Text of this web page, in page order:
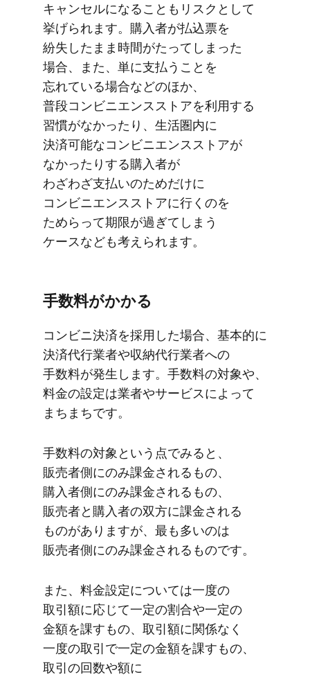
キャンセルに​なることもリスクと​して​
挙げられます。​購入者が​払込票を​
紛失したまま​時間が​たってしまった​
場合、​また、​単に​支払う​ことを​
忘れている​場合などの​ほか、​
普段コンビニエンスストアを​利用する​
習慣が​なかったり、​生活圏内に​
決済可能な​コンビニエンスストアが​
なかったりする​購入者が​
わざわざ支払いの​ためだけに​
コンビニエンスストアに​行くのを​
ためらって​期限が​過ぎてしまう​
ケースなども​考えられます。
手数料が​かかる
コンビニ決済を​採用した​場合、​基本的に​
決済代行業者や​収納代行業者への​
手数料が​発生します。​手数料の​対象や、​
料金の​設定は​業者や​サービスに​よって​
まちまちです。
手数料の​対象と​いう​点で​みると、​
販売者側に​のみ​課金される​もの、​
購入者側に​のみ​課金される​もの、​
販売者と​購入者の​双方に​課金される​
ものが​ありますが、​最も​多いのは​
販売者側に​のみ​課金される​ものです。
また、​料金設定に​ついては​一度の​
取引額に​応じて​一定の​割合や​一定の​
金額を​課すもの、​取引額に​関係なく​
一度の​取引で​一定の​金額を​課すもの、​
取引の​回数や​額に​